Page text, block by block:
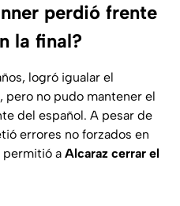
perdió frente
la final?
logró igualar el
pero no pudo mantener el
del español. A pesar de
errores no forzados en
permitió a Alcaraz cerrar el